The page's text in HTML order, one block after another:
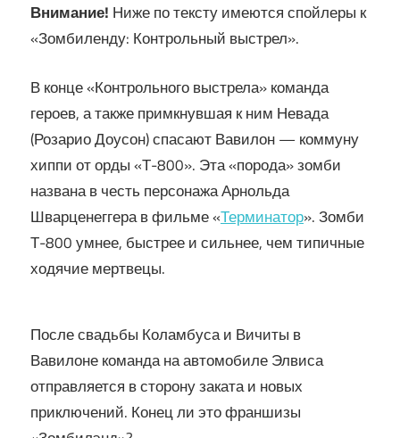
Внимание! Ниже по тексту имеются спойлеры к
«Зомбиленду: Контрольный выстрел».
В конце «Контрольного выстрела» команда
героев, а также примкнувшая к ним Невада
(Розарио Доусон) спасают Вавилон — коммуну
хиппи от орды «Т-800». Эта «порода» зомби
названа в честь персонажа Арнольда
Шварценеггера в фильме «Терминатор». Зомби
Т-800 умнее, быстрее и сильнее, чем типичные
ходячие мертвецы.
После свадьбы Коламбуса и Вичиты в
Вавилоне команда на автомобиле Элвиса
отправляется в сторону заката и новых
приключений. Конец ли это франшизы